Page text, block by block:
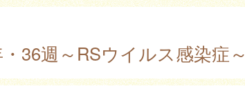
36週～RSウイルス感染症～